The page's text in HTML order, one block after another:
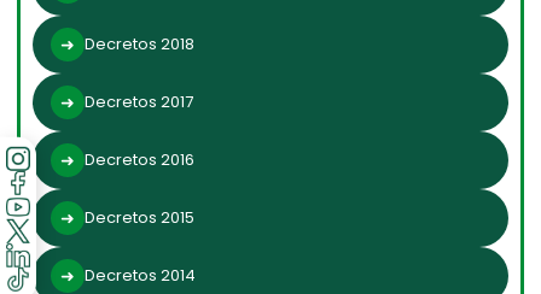
Decretos 2018
Decretos 2017
Decretos 2016
Decretos 2015
Decretos 2014